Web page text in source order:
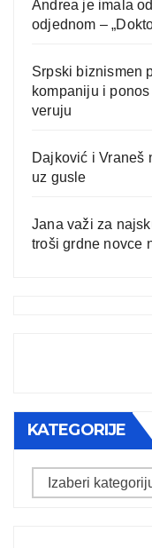
Andrea je imala
odjednom –
Srpski biznismen
kompaniju i
veruju
Dajković i Vraneš
uz gusle
Jana važi za
troši grdne novce
KATEGORIJE
Kategorije